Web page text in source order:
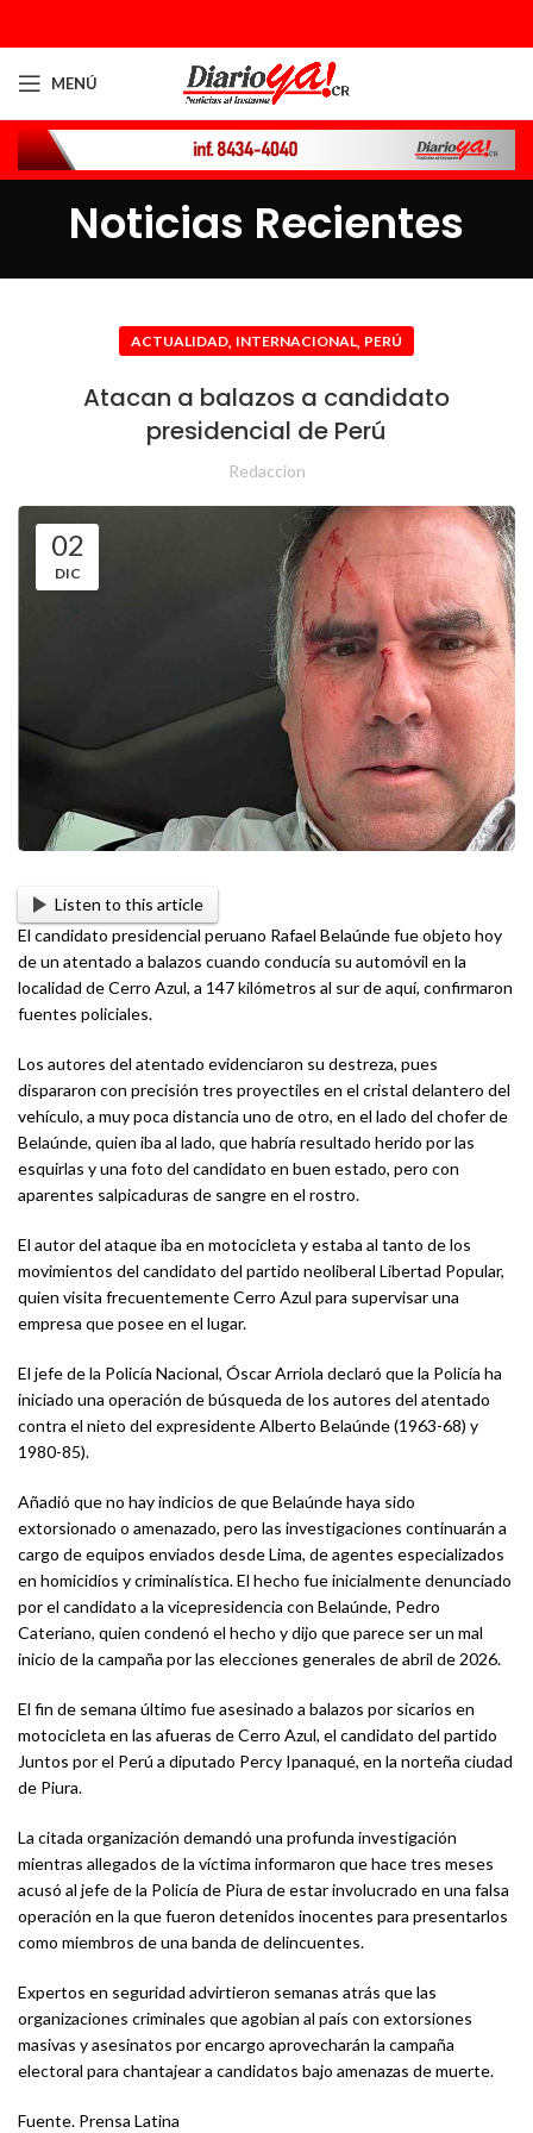
MENÚ
Noticias Recientes
ACTUALIDAD, INTERNACIONAL, PERÚ
Atacan a balazos a candidato
presidencial de Perú
Redaccion
02
DIC
Listen to this article
El candidato presidencial peruano Rafael Belaúnde fue objeto hoy
de un atentado a balazos cuando conducía su automóvil en la
localidad de Cerro Azul, a 147 kilómetros al sur de aquí, confirmaron
fuentes policiales.
Los autores del atentado evidenciaron su destreza, pues
dispararon con precisión tres proyectiles en el cristal delantero del
vehículo, a muy poca distancia uno de otro, en el lado del chofer de
Belaúnde, quien iba al lado, que habría resultado herido por las
esquirlas y una foto del candidato en buen estado, pero con
aparentes salpicaduras de sangre en el rostro.
El autor del ataque iba en motocicleta y estaba al tanto de los
movimientos del candidato del partido neoliberal Libertad Popular,
quien visita frecuentemente Cerro Azul para supervisar una
empresa que posee en el lugar.
El jefe de la Policía Nacional, Óscar Arriola declaró que la Policía ha
iniciado una operación de búsqueda de los autores del atentado
contra el nieto del expresidente Alberto Belaúnde (1963-68) y
1980-85).
Añadió que no hay indicios de que Belaúnde haya sido
extorsionado o amenazado, pero las investigaciones continuarán a
cargo de equipos enviados desde Lima, de agentes especializados
en homicidios y criminalística. El hecho fue inicialmente denunciado
por el candidato a la vicepresidencia con Belaúnde, Pedro
Cateriano, quien condenó el hecho y dijo que parece ser un mal
inicio de la campaña por las elecciones generales de abril de 2026.
El fin de semana último fue asesinado a balazos por sicarios en
motocicleta en las afueras de Cerro Azul, el candidato del partido
Juntos por el Perú a diputado Percy Ipanaqué, en la norteña ciudad
de Piura.
La citada organización demandó una profunda investigación
mientras allegados de la víctima informaron que hace tres meses
acusó al jefe de la Policía de Piura de estar involucrado en una falsa
operación en la que fueron detenidos inocentes para presentarlos
como miembros de una banda de delincuentes.
Expertos en seguridad advirtieron semanas atrás que las
organizaciones criminales que agobian al país con extorsiones
masivas y asesinatos por encargo aprovecharán la campaña
electoral para chantajear a candidatos bajo amenazas de muerte.
Fuente. Prensa Latina